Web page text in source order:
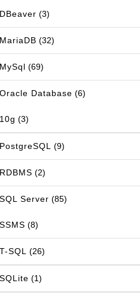
DBeaver (3)
MariaDB (32)
MySql (69)
Oracle Database (6)
10g (3)
PostgreSQL (9)
RDBMS (2)
SQL Server (85)
SSMS (8)
T-SQL (26)
SQLite (1)